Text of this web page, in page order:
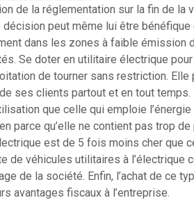
de la réglementation sur la fin de la
peut même lui être bénéfique
dans les zones à faible émission
Se doter en utilitaire électrique pour
de tourner sans restriction. Elle
ses clients partout et en tout temps.
que celle qui emploie
parce qu’elle ne contient pas trop
est de 5 fois moins cher que
de véhicules utilitaires à l’électrique
de la société. Enfin, l’achat de ce
avantages fiscaux à l’entreprise.